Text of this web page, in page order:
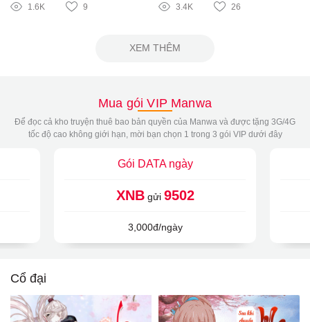
1.6K 9 3.4K 26
XEM THÊM
Mua gói VIP Manwa
Để đọc cả kho truyện thuê bao bản quyền của Manwa và được tặng 3G/4G
tốc độ cao không giới hạn, mời bạn chọn 1 trong 3 gói VIP dưới đây
Gói DATA ngày
XNBgửi 9502
3,000đ/ngày
Cổ đại